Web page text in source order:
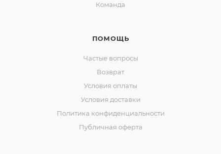
Команда
ПОМОЩЬ
Частые вопросы
Возврат
Условия оплаты
Условия доставки
Политика конфиденциальности
Публичная оферта